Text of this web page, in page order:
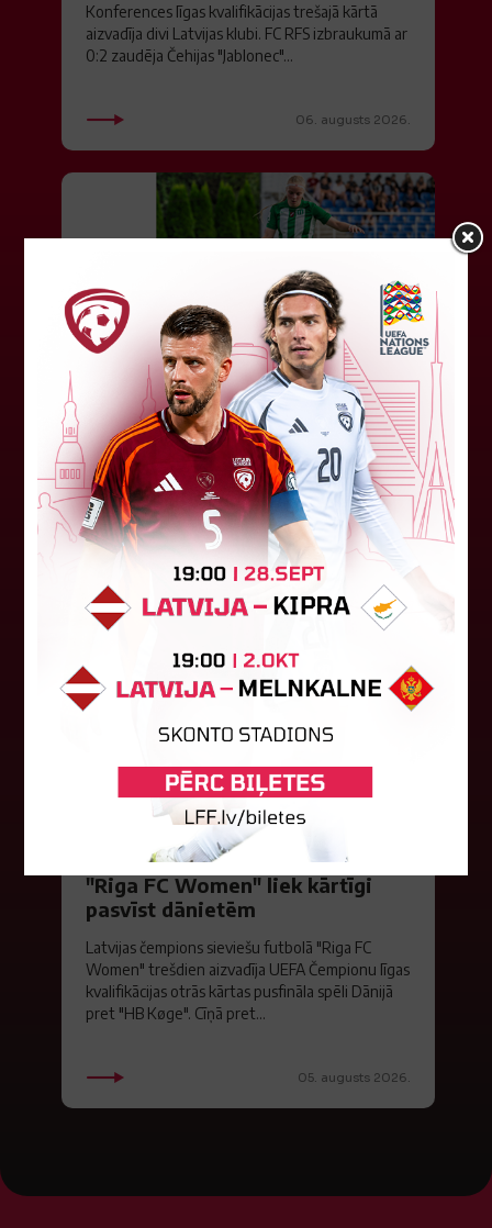
Konferences līgas kvalifikācijas trešajā kārtā
aizvadīja divi Latvijas klubi. FC RFS izbraukumā ar
0:2 zaudēja Čehijas "Jablonec"...
06. augusts 2026.
Jūlijā par labāko "LuckyBet" SFL
atzīta Keita Zviedre
Par "LuckyBet" Sieviešu futbola līgas jūnija
labāko spēlētāju atzīta FS "Metta" spēlētāja
Keita Zviedre. Uzvarētāja tika noskaidrota
balsojumā, kurā tika apkopotas...
06. augusts 2026.
"Riga FC Women" liek kārtīgi
pasvīst dānietēm
Latvijas čempions sieviešu futbolā "Riga FC
Women" trešdien aizvadīja UEFA Čempionu līgas
kvalifikācijas otrās kārtas pusfināla spēli Dānijā
pret "HB Køge". Cīņā pret...
05. augusts 2026.